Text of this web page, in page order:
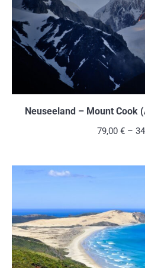
Neuseeland – Mount Cook
79,00 € –